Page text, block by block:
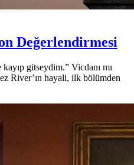
Değerlendirmesi
gitseydim.” Vicdanı mı
River’ın hayali, ilk bölümden